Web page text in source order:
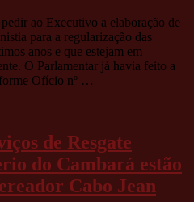
ao Executivo a elaboração de
para a regularização das
anos e que estejam em
O Parlamentar já havia feito a
Ofício nº …
de Resgate
do Cambará estão
Cabo Jean